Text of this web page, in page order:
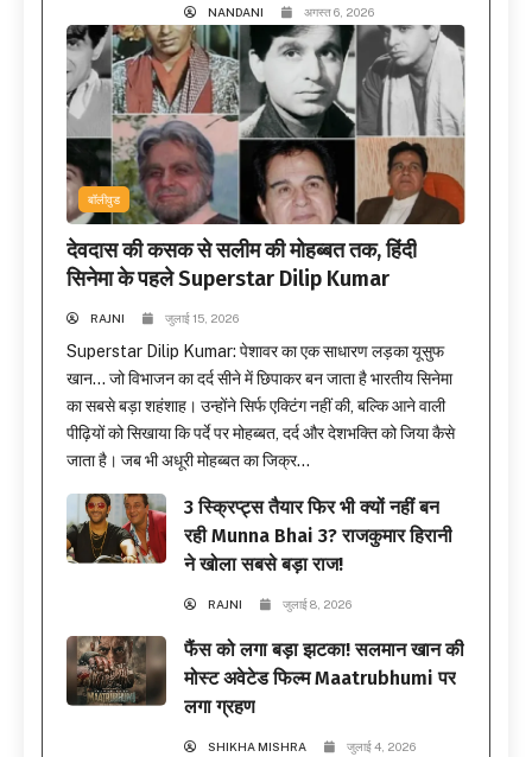
NANDANI अगस्त 6, 2026
बॉलीवुड
देवदास की कसक से सलीम की मोहब्बत तक, हिंदी
सिनेमा के पहले Superstar Dilip Kumar
RAJNI जुलाई 15, 2026
Superstar Dilip Kumar: पेशावर का एक साधारण लड़का यूसुफ
खान… जो विभाजन का दर्द सीने में छिपाकर बन जाता है भारतीय सिनेमा
का सबसे बड़ा शहंशाह। उन्होंने सिर्फ एक्टिंग नहीं की, बल्कि आने वाली
पीढ़ियों को सिखाया कि पर्दे पर मोहब्बत, दर्द और देशभक्ति को जिया कैसे
जाता है। जब भी अधूरी मोहब्बत का जिक्र...
3 स्क्रिप्ट्स तैयार फिर भी क्यों नहीं बन
रही Munna Bhai 3? राजकुमार हिरानी
ने खोला सबसे बड़ा राज!
RAJNI जुलाई 8, 2026
फैंस को लगा बड़ा झटका! सलमान खान की
मोस्ट अवेटेड फिल्म Maatrubhumi पर
लगा ग्रहण
SHIKHA MISHRA जुलाई 4, 2026